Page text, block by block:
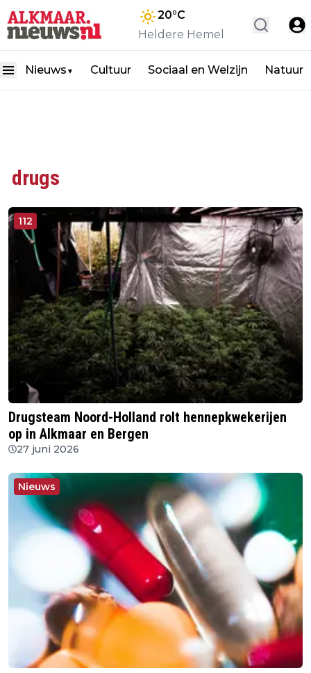
20°C
Heldere Hemel
Nieuws ▼ Cultuur Sociaal en Welzijn Natuur
drugs
112
Drugsteam Noord-Holland rolt hennepkwekerijen
op in Alkmaar en Bergen
27 juni 2026
Nieuws